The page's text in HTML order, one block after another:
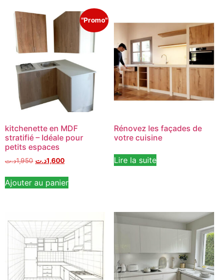
"Promo"
kitchenette en MDF
stratifié – Idéale pour
petits espaces
1,950د.ت 1,600د.ت
Ajouter au panier
Rénovez les façades de
votre cuisine
Lire la suite